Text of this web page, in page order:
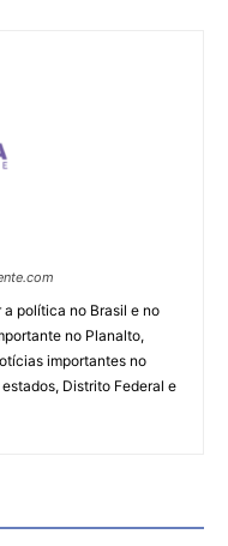
política no Brasil e no
no Planalto,
importantes no
Distrito Federal e